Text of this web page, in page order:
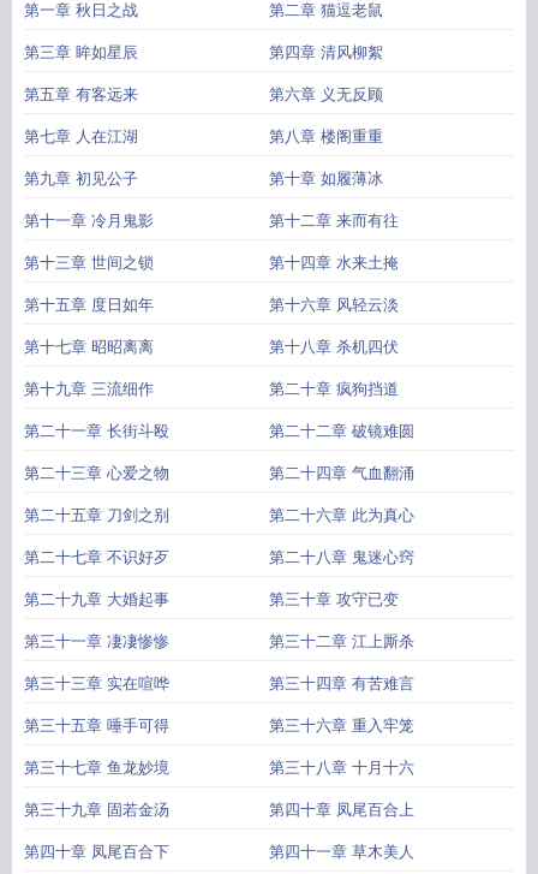
第一章 秋日之战 第二章 猫逗老鼠
第三章 眸如星辰 第四章 清风柳絮
第五章 有客远来 第六章 义无反顾
第七章 人在江湖 第八章 楼阁重重
第九章 初见公子 第十章 如履薄冰
第十一章 冷月鬼影 第十二章 来而有往
第十三章 世间之锁 第十四章 水来土掩
第十五章 度日如年 第十六章 风轻云淡
第十七章 昭昭离离 第十八章 杀机四伏
第十九章 三流细作 第二十章 疯狗挡道
第二十一章 长街斗殴 第二十二章 破镜难圆
第二十三章 心爱之物 第二十四章 气血翻涌
第二十五章 刀剑之别 第二十六章 此为真心
第二十七章 不识好歹 第二十八章 鬼迷心窍
第二十九章 大婚起事 第三十章 攻守已变
第三十一章 凄凄惨惨 第三十二章 江上厮杀
第三十三章 实在喧哗 第三十四章 有苦难言
第三十五章 唾手可得 第三十六章 重入牢笼
第三十七章 鱼龙妙境 第三十八章 十月十六
第三十九章 固若金汤 第四十章 凤尾百合上
第四十章 凤尾百合下 第四十一章 草木美人